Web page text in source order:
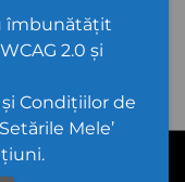
îmbunătățit
2.0 și
Condițiilor de
Mele’
14 - C - Comună |